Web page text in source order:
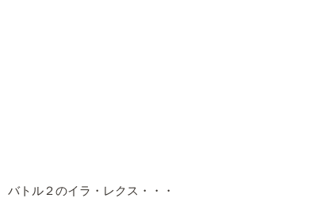
バトル２のイラ・レクス・・・